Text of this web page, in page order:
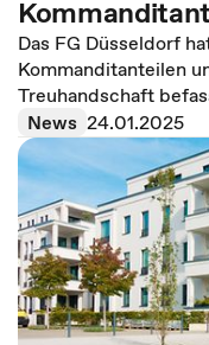
Das FG Düsseldorf
Kommanditanteilen
Treuhandschaft
News 24.01.2025